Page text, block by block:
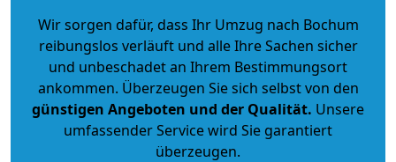
Wir sorgen dafür, dass Ihr Umzug nach Bochum
reibungslos verläuft und alle Ihre Sachen sicher
und unbeschadet an Ihrem Bestimmungsort
ankommen. Überzeugen Sie sich selbst von den
günstigen Angeboten und der Qualität. Unsere
umfassender Service wird Sie garantiert
überzeugen.